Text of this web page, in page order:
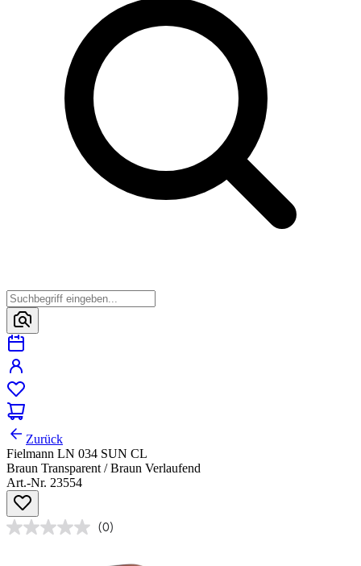
Zurück
Fielmann LN 034 SUN CL
Braun Transparent / Braun Verlaufend
Art.-Nr. 23554
(0)